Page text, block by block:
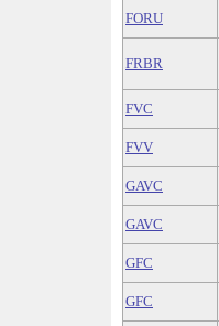
FORU
FRBR
FVC
FVV
GAVC
GAVC
GFC
GFC